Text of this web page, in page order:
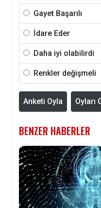
Gayet Başarılı
İdare Eder
Daha iyi olabilirdi
Renkler değişmeli
Anketi Oyla Oyları
BENZER HABERLER